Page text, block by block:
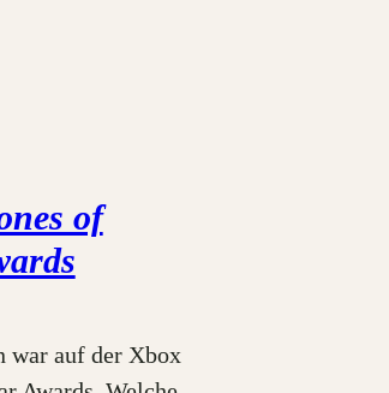
of
war auf der Xbox